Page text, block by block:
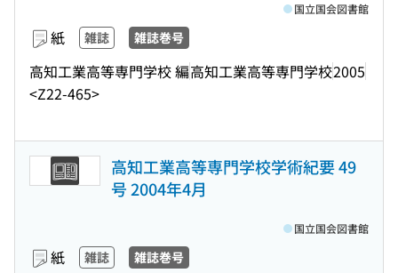
紙 雑誌 雑誌巻号
高知工業高等専門学校 編高知工業高等専門学校2005
<Z22-465>
国立国会図書館
高知工業高等専門学校学術紀要 49
号 2004年4月
紙 雑誌 雑誌巻号
国立国会図書館